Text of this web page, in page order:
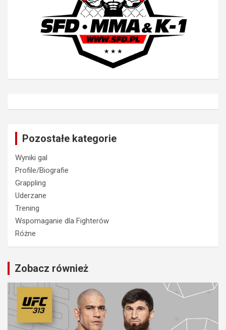
Pozostałe kategorie
Wyniki gal
Profile/Biografie
Grappling
Uderzane
Trening
Wspomaganie dla Fighterów
Różne
Zobacz również